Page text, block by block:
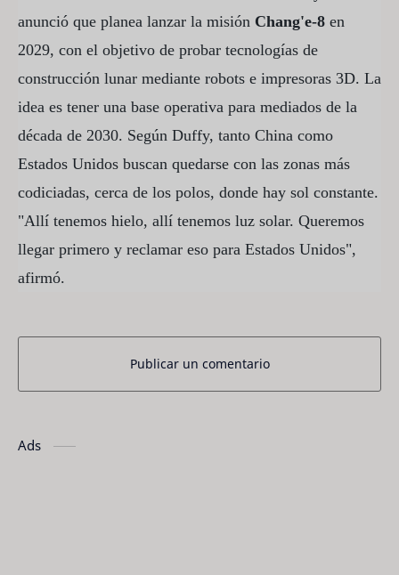
anunció que planea lanzar la misión Chang'e-8 en
2029, con el objetivo de probar tecnologías de
construcción lunar mediante robots e impresoras 3D. La
idea es tener una base operativa para mediados de la
década de 2030. Según Duffy, tanto China como
Estados Unidos buscan quedarse con las zonas más
codiciadas, cerca de los polos, donde hay sol constante.
"Allí tenemos hielo, allí tenemos luz solar. Queremos
llegar primero y reclamar eso para Estados Unidos",
afirmó.
Publicar un comentario
Ads